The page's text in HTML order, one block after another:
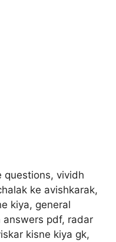
questions, vividh
ke avishkarak,
kiya, general
answers pdf, radar
kisne kiya gk,